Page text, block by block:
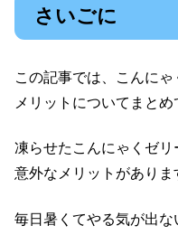
さいごに
この記事では、こんに
メリットについてまとめ
凍らせたこんにゃくゼリ
意外なメリットがありま
毎日暑くてやる気が出